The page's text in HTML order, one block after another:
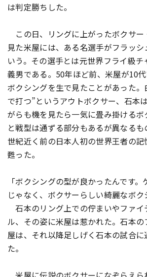
は判定勝ちした。
この日、リングに上がったボクサー
見た米屋には、ある名選手がフラッシ
いう。その選手とは元世界フライ級
義男である。50年ほど前、米屋が10
ボクシングを生で見たことがあった。
で打つ”というアウトボクサー、石本
がらも機を見たら一気に畳み掛けるボ
と戦型は通ずる部分もあるが異なる
世紀近く前の日本人初の世界王者の記
甦った。
「ボクシングの型が良かったんです
じゃなく、ボクサーらしい綺麗なボク
石本のリング上での佇まいやファイ
ル、その姿に米屋は惹かれた。石本
屋は、それ以降足しげく石本の試合に
た。